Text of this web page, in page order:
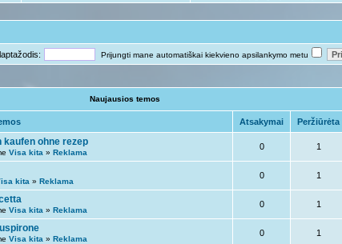
Prijungti mane automatiškai kiekvieno apsilankymo metu
Naujausios temos
Atsakymai Peržiūrėta
ohne rezep
Visa kita » Reklama
0 1
kita » Reklama
0 1
Visa kita » Reklama
0 1
Visa kita » Reklama
0 1